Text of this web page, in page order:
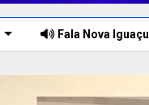
Fala Nova Iguaçu